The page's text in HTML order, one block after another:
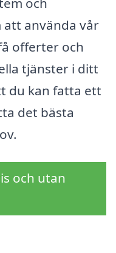
att använda vår
offerter och
tjänster i ditt
du kan fatta ett
det bästa
och utan